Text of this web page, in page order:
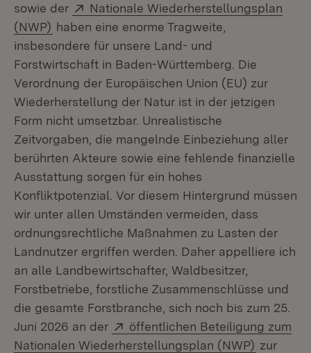
sowie der
Extern:
Nationale Wiederherstellungsplan
(NWP) (Öffnet in neuem Fenster)
haben eine enorme Tragweite,
insbesondere für unsere Land- und
Forstwirtschaft in Baden-Württemberg. Die
Verordnung der Europäischen Union (EU) zur
Wiederherstellung der Natur ist in der jetzigen
Form nicht umsetzbar. Unrealistische
Zeitvorgaben, die mangelnde Einbeziehung aller
berührten Akteure sowie eine fehlende finanzielle
Ausstattung sorgen für ein hohes
Konfliktpotenzial. Vor diesem Hintergrund müssen
wir unter allen Umständen vermeiden, dass
ordnungsrechtliche Maßnahmen zu Lasten der
Landnutzer ergriffen werden. Daher appelliere ich
an alle Landbewirtschafter, Waldbesitzer,
Forstbetriebe, forstliche Zusammenschlüsse und
die gesamte Forstbranche, sich noch bis zum 25.
Juni 2026 an der
Extern:
öffentlichen Beteiligung zum
Nationalen Wiederherstellungsplan (NWP) (Öffnet
zur